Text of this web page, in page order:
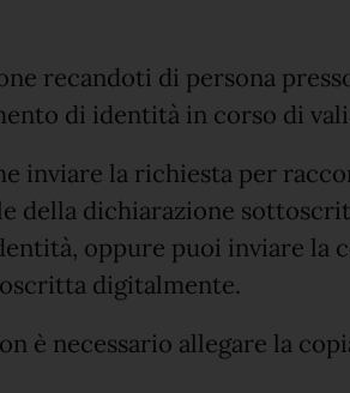
recandoti di persona
di identità in corso di
inviare la richiesta per
della dichiarazione
oppure puoi inviare la
digitalmente.
è necessario allegare la